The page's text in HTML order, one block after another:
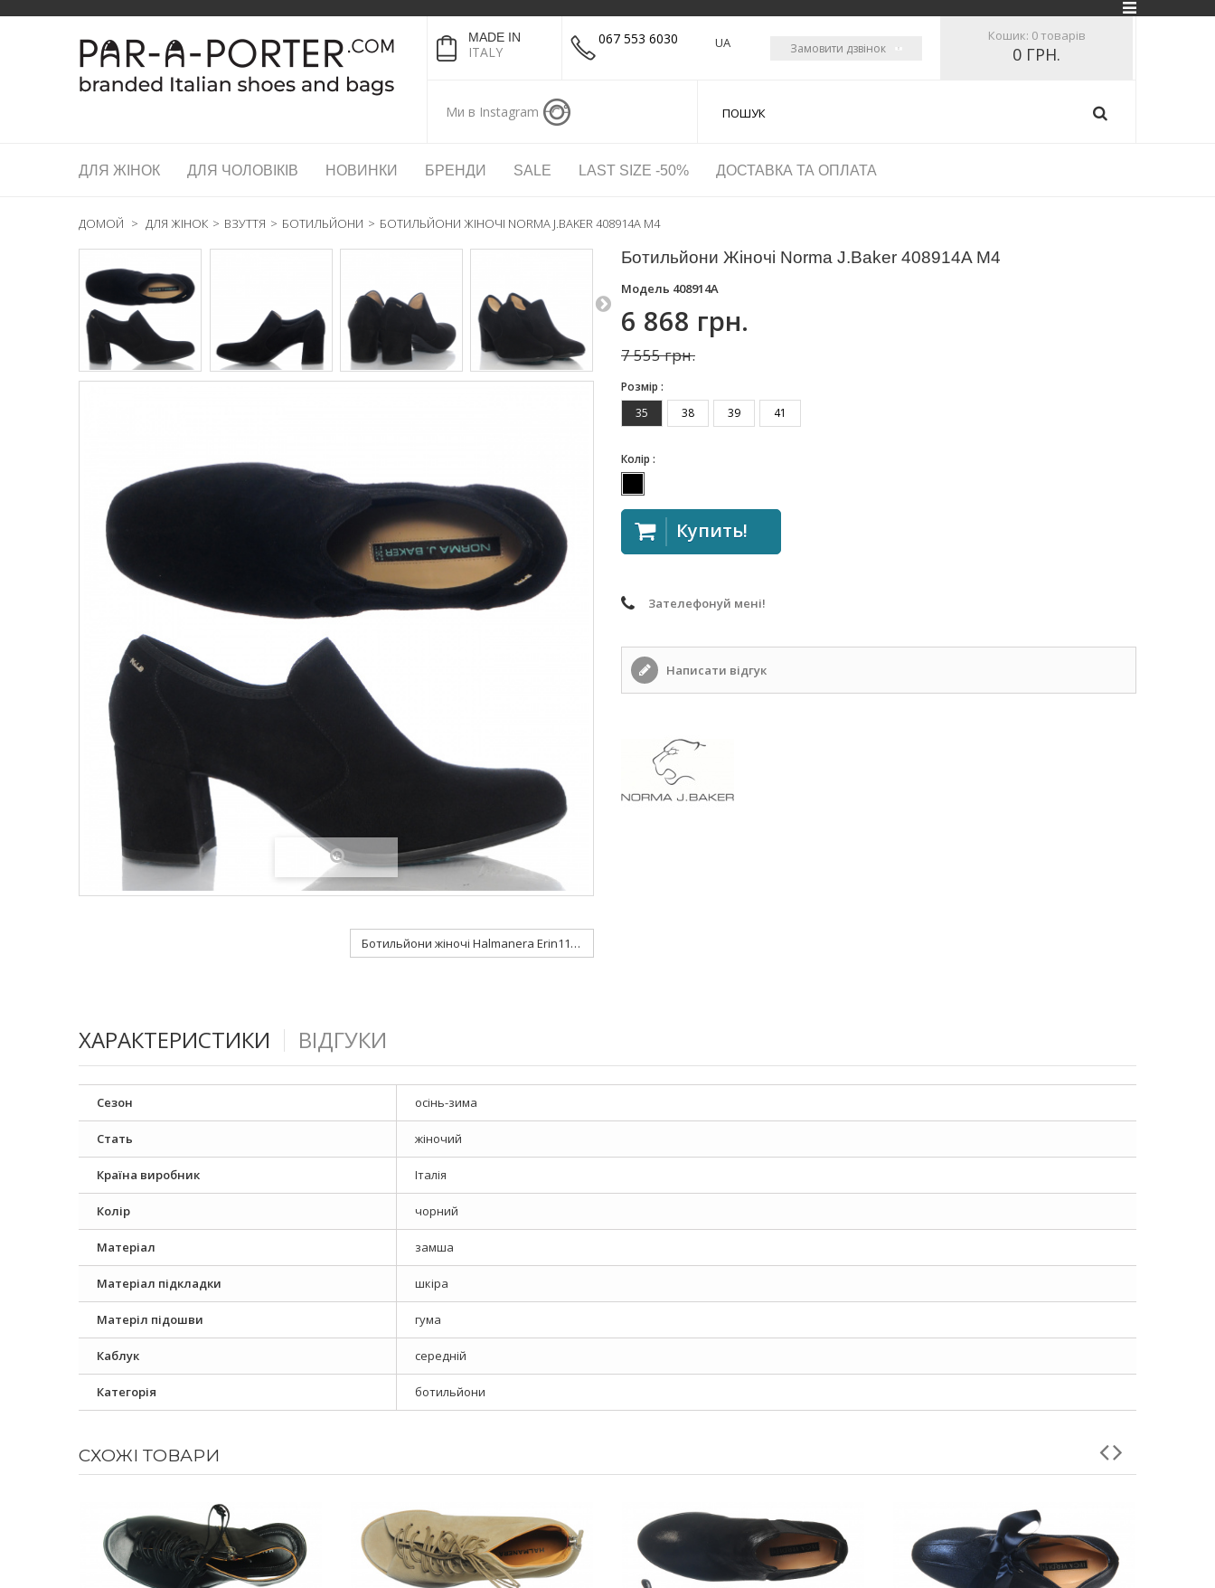
MADE IN
ITALY
067 553 6030
Ми в Instagram
UA Замовити дзвінок
Кошик: 0 товарів
0 ГРН.
ДЛЯ ЖІНОК ДЛЯ ЧОЛОВІКІВ НОВИНКИ БРЕНДИ SALE LAST SIZE -50% ДОСТАВКА ТА ОПЛАТА
ДОМОЙ > ДЛЯ ЖІНОК > ВЗУТТЯ > БОТИЛЬЙОНИ > БОТИЛЬЙОНИ ЖІНОЧІ NORMA J.BAKER 408914A M4
Ботильйони жіночі Halmanera Erin11 M4
Ботильйони Жіночі Norma J.Baker 408914A M4
Модель 408914A
6 868 грн.
7 555 грн.
Розмір :
35
38 39 41
Колір :
Купить!
Зателефонуй мені!
Написати відгук
ХАРАКТЕРИСТИКИ ВІДГУКИ
Сезон осінь-зима
Стать жіночий
Країна виробник Італія
Колір чорний
Матеріал замша
Матеріал підкладки шкіра
Матеріл підошви гума
Каблук середній
Категорія ботильйони
СХОЖІ ТОВАРИ